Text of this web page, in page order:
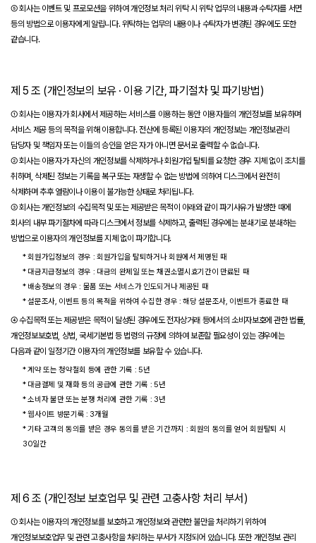
⑤ 회사는 이벤트 및 프로모션을 위하여 개인정보 처리 위탁 시 위탁 업무의 내용과 수탁자를 서면
등의 방법으로 이용자에게 알립니다. 위탁하는 업무의 내용이나 수탁자가 변경된 경우에도 또한
같습니다.
제 5 조 (개인정보의 보유 · 이용 기간, 파기절차 및 파기방법)
① 회사는 이용자가 회사에서 제공하는 서비스를 이용하는 동안 이용자들의 개인정보를 보유하며
서비스 제공 등의 목적을 위해 이용합니다. 전산에 등록된 이용자의 개인정보는 개인정보관리
담당자 및 책임자 또는 이들의 승인을 얻은 자가 아니면 문서로 출력할 수 없습니다.
② 회사는 이용자가 자신의 개인정보를 삭제하거나 회원가입 탈퇴를 요청한 경우 지체 없이 조치를
취하며, 삭제된 정보는 기록을 복구 또는 재생할 수 없는 방법에 의하여 디스크에서 완전히
삭제하며 추후 열람이나 이용이 불가능한 상태로 처리됩니다.
③ 회사는 개인정보의 수집목적 및 또는 제공받은 목적이 아래와 같이 파기사유가 발생한 때에
회사의 내부 파기절차에 따라 디스크에서 정보를 삭제하고, 출력된 경우에는 분쇄기로 분쇄하는
방법으로 이용자의 개인정보를 지체 없이 파기합니다.
* 회원가입정보의 경우 : 회원가입을 탈퇴하거나 회원에서 제명된 때
* 대금지급정보의 경우 : 대금의 완제일 또는 채권소멸시효기간이 만료된 때
* 배송정보의 경우 : 물품 또는 서비스가 인도되거나 제공된 때
* 설문조사, 이벤트 등의 목적을 위하여 수집한 경우 : 해당 설문조사, 이벤트가 종료한 때
④ 수집목적 또는 제공받은 목적이 달성된 경우에도 전자상거래 등에서의 소비자보호에 관한 법률,
개인정보보호법, 상법, 국세기본법 등 법령의 규정에 의하여 보존할 필요성이 있는 경우에는
다음과 같이 일정기간 이용자의 개인정보를 보유할 수 있습니다.
* 계약 또는 청약철회 등에 관한 기록 : 5년
* 대금결제 및 재화 등의 공급에 관한 기록 : 5년
* 소비자 불만 또는 분쟁 처리에 관한 기록 : 3년
* 웹사이트 방문기록 : 3개월
* 기타 고객의 동의를 받은 경우 동의를 받은 기간까지 : 회원의 동의를 얻어 회원탈퇴 시
30일간
제 6 조 (개인정보 보호업무 및 관련 고충사항 처리 부서)
① 회사는 이용자의 개인정보를 보호하고 개인정보와 관련한 불만을 처리하기 위하여
개인정보보호업무 및 관련 고충사항을 처리하는 부서가 지정되어 있습니다. 또한 개인정보 관리